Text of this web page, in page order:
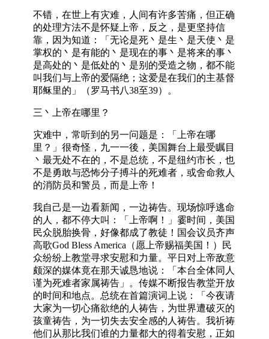
不错，在世上有灾难，人间有许多苦痛，但正确
的处理方法不是怀疑上帝，反之，是更坚持信
靠，因为知道：「无论是死丶是生丶是天使丶是
掌权的丶是有能的丶是现在的事丶是将来的事丶
是高处的丶是低处的丶是别的受造之物，都不能
叫我们与上帝的爱隔绝；这爱是在我们的主基督
耶稣里的」（罗马书八38至39）。
三丶上帝在哪里？
灾难中，常听到的另一问题是：「上帝在哪
里？」很奇怪，九一一後，美国舞台上最受瞩目
丶最无处不在的，不是总统，不是纽约市长，也
不是勇敢与恐怖分子搏斗的死难者，或舍命救人
的消防员和警员，而是上帝！
我自己是一边看新闻，一边祷告。现场惊呼逃命
的人，都不停大叫：「上帝啊！」霎时间，美国
民众脱胎换骨，好像都成了教徒！国会议员齐声
高歌God Bless America（愿上帝赐福美国！）民
众纷纷上教堂寻求安慰和力量。平日对上帝敌意
颇深的媒体竟在那天诚恳地说：「本台全体同人
谨为死难者家属祷告」。传媒不断报告教堂开放
的时间和地点。总统在首篇演词上说：「今夜请
大家为一切心痛欲绝的人祷告，为世界遭破灭的
孩童祷告，为一切失去安全感的人祷告。我祈祷
他们从那比我们谁的力量都大的得着安慰，正如